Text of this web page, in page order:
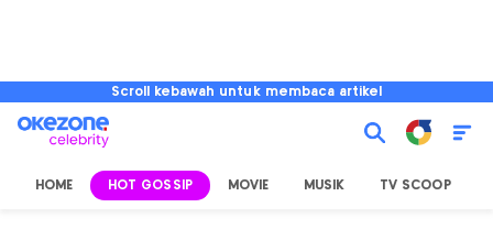
Scroll kebawah untuk membaca artikel
HOME HOT GOSSIP MOVIE MUSIK TV SCOOP